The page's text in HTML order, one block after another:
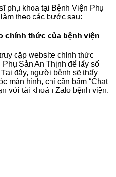
phụ khoa tại Bệnh Viện Phụ
theo các bước sau:
chính thức của bệnh viện
cập website chính thức
Sản An Thịnh để lấy số
đây, người bệnh sẽ thấy
màn hình, chỉ cần bấm “Chat
với tài khoản Zalo bệnh viện.